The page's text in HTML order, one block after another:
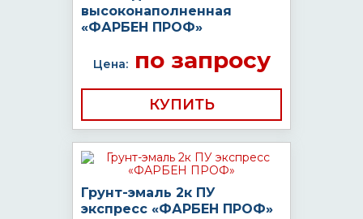
высоконаполненная
«ФАРБЕН ПРОФ»
Цена:по запросу
КУПИТЬ
Грунт-эмаль 2к ПУ
экспресс «ФАРБЕН ПРОФ»